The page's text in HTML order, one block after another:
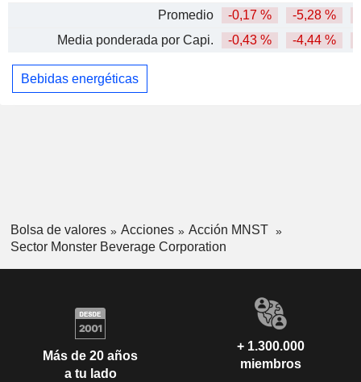
Promedio
-0,17 % -5,28 %
Media ponderada por Capi.
-0,43 % -4,44 %
Bebidas energéticas
Bolsa de valores Acciones
Acción MNST
Sector Monster Beverage Corporation
Más de 20 años
a tu lado
+ 1.300.000
miembros